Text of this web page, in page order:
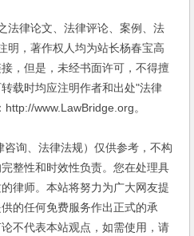
法律论文、法律评论、案例、法
明，著作权人均为站长杨春宝高
，但是，未经书面许可，不得擅
载时均应注明作者和出处"法律
www.LawBridge.org。
询、法律法规）仅供参考，不构
整性和时效性负责。您在处理具
律师。本站将努力为广大网友提
的任何免费服务作出正式的承
不代表本站观点，如需使用，请